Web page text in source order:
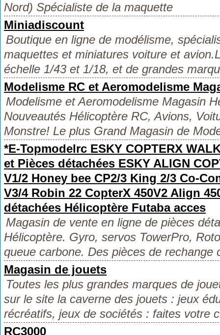
Nord) Spécialiste de la maquette
Miniadiscount
Boutique en ligne de modélisme,
maquettes et miniatures voiture et
échelle 1/43 et 1/18, et de grandes
Modelisme RC et Aeromodelisme
Modelisme et Aeromodelisme Magasin
Nouveautés Hélicoptère RC, Avions,
Monstre! Le plus Grand Magasin de
*E-Topmodelrc ESKY COPTERX
et Pièces détachées ESKY ALIGN
V1/2 Honey bee CP2/3 King 2/3 Co-
V3/4 Robin 22 CopterX 450V2 Align
détachées Hélicoptère Futaba acces
Magasin de vente en ligne de pièces
Hélicoptère. Gyro, servos TowerPro,
queue carbone. Des pièces de rechange
Magasin de jouets
Toutes les plus grandes marques de
sur le site la caverne des jouets : jeux
récréatifs, jeux de sociétés : faites votre
RC3000